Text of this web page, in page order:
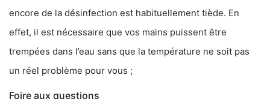
encore de la désinfection est habituellement tiède. En
effet, il est nécessaire que vos mains puissent être
trempées dans l’eau sans que la température ne soit pas
un réel problème pour vous ;
Foire aux questions